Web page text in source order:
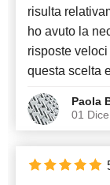
risulta
ho avuto la
risposte
questa scelta
Paola
01